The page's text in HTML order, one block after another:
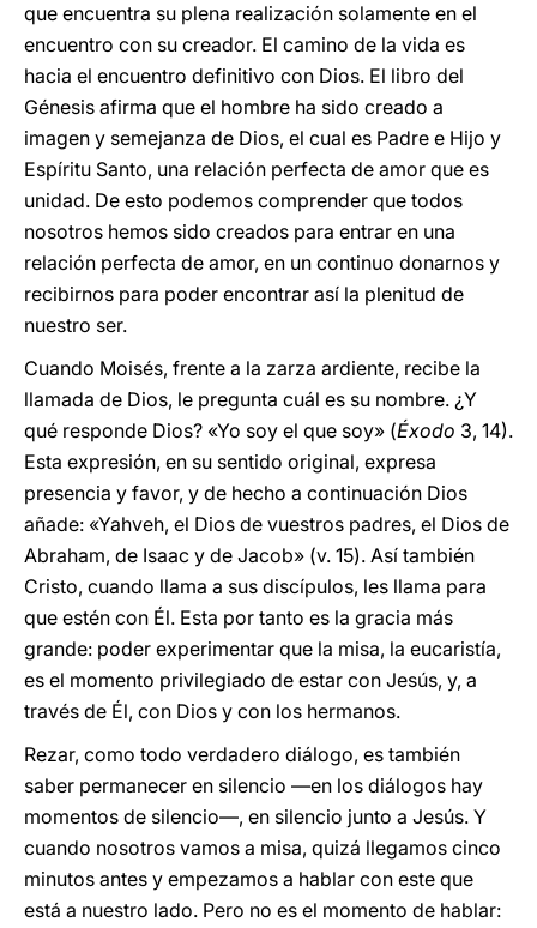
que encuentra su plena realización solamente en el
encuentro con su creador. El camino de la vida es
hacia el encuentro definitivo con Dios. El libro del
Génesis afirma que el hombre ha sido creado a
imagen y semejanza de Dios, el cual es Padre e Hijo y
Espíritu Santo, una relación perfecta de amor que es
unidad. De esto podemos comprender que todos
nosotros hemos sido creados para entrar en una
relación perfecta de amor, en un continuo donarnos y
recibirnos para poder encontrar así la plenitud de
nuestro ser.
Cuando Moisés, frente a la zarza ardiente, recibe la
llamada de Dios, le pregunta cuál es su nombre. ¿Y
qué responde Dios? «Yo soy el que soy» (Éxodo 3, 14).
Esta expresión, en su sentido original, expresa
presencia y favor, y de hecho a continuación Dios
añade: «Yahveh, el Dios de vuestros padres, el Dios de
Abraham, de Isaac y de Jacob» (v. 15). Así también
Cristo, cuando llama a sus discípulos, les llama para
que estén con Él. Esta por tanto es la gracia más
grande: poder experimentar que la misa, la eucaristía,
es el momento privilegiado de estar con Jesús, y, a
través de Él, con Dios y con los hermanos.
Rezar, como todo verdadero diálogo, es también
saber permanecer en silencio —en los diálogos hay
momentos de silencio—, en silencio junto a Jesús. Y
cuando nosotros vamos a misa, quizá llegamos cinco
minutos antes y empezamos a hablar con este que
está a nuestro lado. Pero no es el momento de hablar: